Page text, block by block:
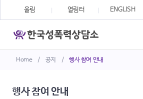
Home / 공지 / 행사 참여 안내
울림 열림터 ENGLISH
행사 참여 안내